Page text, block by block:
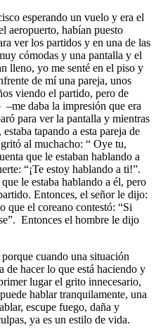
esperando un vuelo y era el
aeropuerto, habían puesto
ver los partidos y en una de las
cómodas y una pantalla y el
lleno, yo me senté en el piso y
de mí una pareja, unos
viendo el partido, pero de
daba la impresión que era
para ver la pantalla y mientras
tapando a esta pareja de
al muchacho: “ Oye tu,
que le estaban hablando a
“¡Te estoy hablando a ti!”.
le estaba hablando a él, pero
Entonces, el señor le dijo:
que el coreano contestó: “Si
Entonces el hombre le dijo
cuando una situación
de hacer lo que está haciendo y
lugar el grito innecesario,
hablar tranquilamente, una
escupe fuego, daña y
ya es un estilo de vida.